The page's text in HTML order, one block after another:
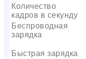
Количество
кадров в секунду
Беспроводная
зарядка
Быстрая зарядка